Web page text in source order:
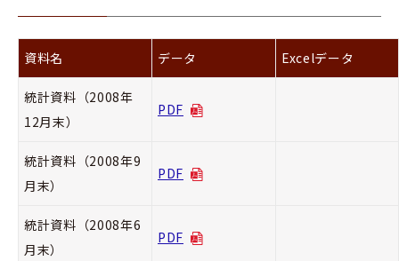
資料名 データ Excelデータ
統計資料（2008年
12月末）
PDF
統計資料（2008年9
月末）
PDF
統計資料（2008年6
月末）
PDF